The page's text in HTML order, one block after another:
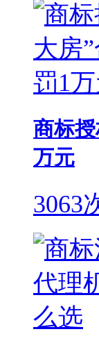
商标
万元
3063